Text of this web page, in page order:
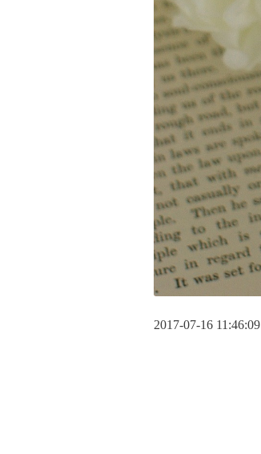
2017-07-16 11:46:09